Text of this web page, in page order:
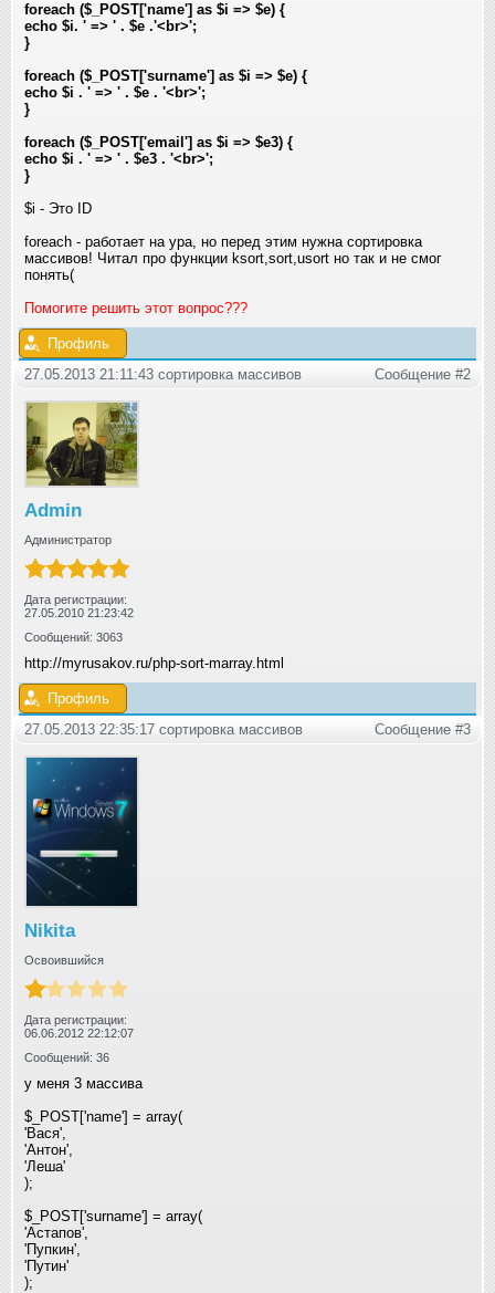
foreach ($_POST['name'] as $i => $e) {
echo $i. ' => ' . $e .'<br>';
}
foreach ($_POST['surname'] as $i => $e) {
echo $i . ' => ' . $e . '<br>';
}
foreach ($_POST['email'] as $i => $e3) {
echo $i . ' => ' . $e3 . '<br>';
}
$i - Это ID
foreach - работает на ура, но перед этим нужна сортировка
массивов! Читал про функции ksort,sort,usort но так и не смог
понять(
Помогите решить этот вопрос???
Профиль
27.05.2013 21:11:43 сортировка массивов
Сообщение #2
Admin
Администратор
Дата регистрации:
27.05.2010 21:23:42
Сообщений: 3063
http://myrusakov.ru/php-sort-marray.html
Профиль
27.05.2013 22:35:17 сортировка массивов
Сообщение #3
Nikita
Освоившийся
Дата регистрации:
06.06.2012 22:12:07
Сообщений: 36
у меня 3 массива
$_POST['name'] = array(
'Вася',
'Антон',
'Леша'
);
$_POST['surname'] = array(
'Астапов',
'Пупкин',
'Путин'
);